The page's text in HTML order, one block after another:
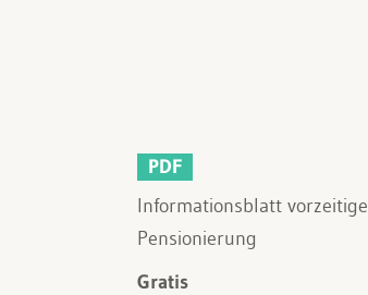
PDF
Informationsblatt vorzeitige
Pensionierung
Gratis